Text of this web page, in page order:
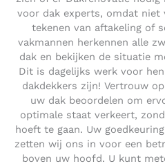
voor dak experts, omdat niet
tekenen van aftakeling of
vakmannen herkennen alle
dak en bekijken de situatie
Dit is dagelijks werk voor
dakdekkers zijn! Vertrouw
uw dak beoordelen om
optimale staat verkeert,
hoeft te gaan. Uw
zetten wij ons in voor een
boven uw hoofd. U kunt